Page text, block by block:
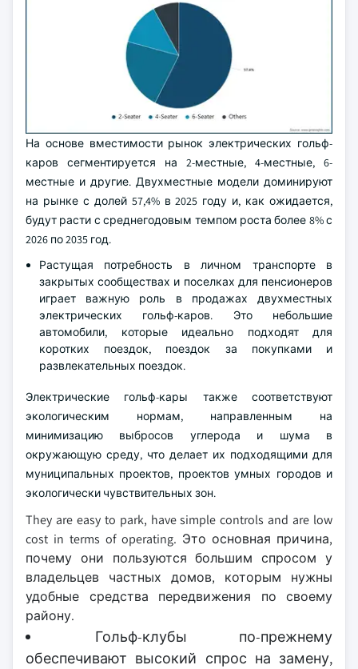
На основе вместимости рынок электрических гольф-
каров сегментируется на 2-местные, 4-местные, 6-
местные и другие. Двухместные модели доминируют
на рынке с долей 57,4% в 2025 году и, как ожидается,
будут расти с среднегодовым темпом роста более 8% с
2026 по 2035 год.
Растущая потребность в личном транспорте в
закрытых сообществах и поселках для пенсионеров
играет важную роль в продажах двухместных
электрических гольф-каров. Это небольшие
автомобили, которые идеально подходят для
коротких поездок, поездок за покупками и
развлекательных поездок.
Электрические гольф-кары также соответствуют
экологическим нормам, направленным на
минимизацию выбросов углерода и шума в
окружающую среду, что делает их подходящими для
муниципальных проектов, проектов умных городов и
экологически чувствительных зон.
They are easy to park, have simple controls and are low
cost in terms of operating. Это основная причина,
почему они пользуются большим спросом у
владельцев частных домов, которым нужны
удобные средства передвижения по своему
району.
Гольф-клубы по-прежнему
обеспечивают высокий спрос на замену,